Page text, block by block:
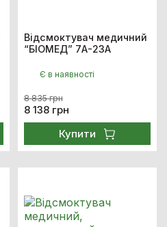
Відсмоктувач медичний
“БІОМЕД” 7А-23А
Є в наявності
8 835 грн
8 138 грн
Купити